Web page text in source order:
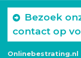
Bezoek
contact op
Onlinebestrating.nl